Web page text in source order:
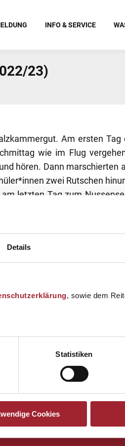
Details
, sowie dem
Statistiken
Cookies
INFO & SERVICE
23)
Am ersten
wie im Flug
hören. Dann marschierten
zwei Rutschen
letzten Tag zum